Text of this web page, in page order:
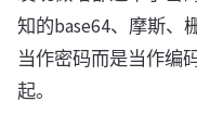
知的base64、摩斯、
当作密码而是当作编
起。